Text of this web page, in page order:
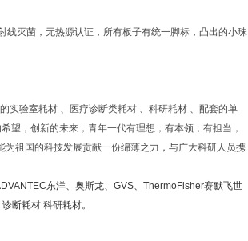
灭菌，无热源认证，所有板子有统一脚标，凸出的小珠
实验室耗材 、医疗诊断类耗材 、科研耗材 、配套的单
望，创新的未来，青年一代有理想，有本领，有担当，
为祖国的科技发展贡献一份绵薄之力，与广大科研人员携
东洋、奥斯龙、 GVS、 ThermoFisher赛默飞世
诊断耗材 科研耗材。